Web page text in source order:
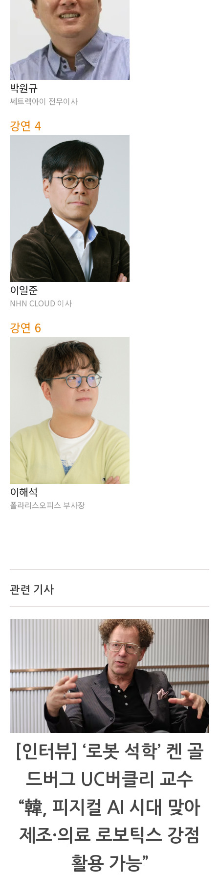
박원규
쎄트렉아이 전무이사
강연 4
이일준
NHN CLOUD 이사
강연 6
이해석
폴라리스오피스 부사장
관련 기사
[인터뷰] ‘로봇 석학’ 켄 골
드버그 UC버클리 교수
“韓, 피지컬 AI 시대 맞아
제조·의료 로보틱스 강점
활용 가능”